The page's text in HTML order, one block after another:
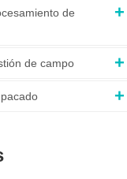
de
de campo